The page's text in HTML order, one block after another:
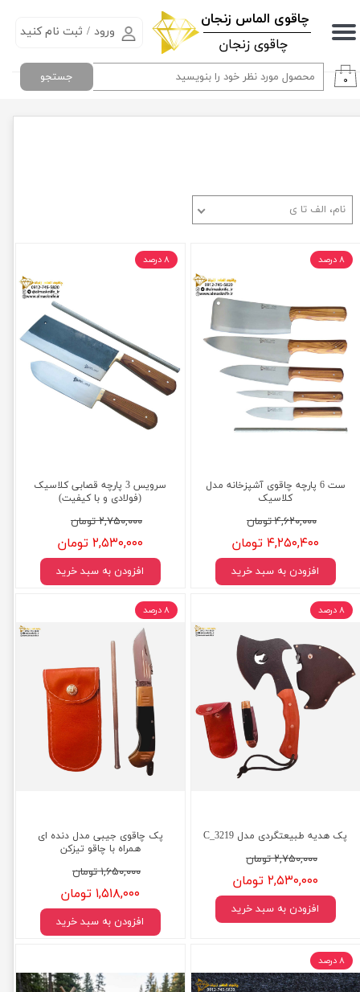
​چاقوی الماس زنجان
چاقوی زنجان
ورود / ثبت نام کنید
حساب کاربری من
تغییر گذر واژه
۰ جستجو
نام، الف تا ی
ست 6 پارچه چاقوی آشپزخانه مدل
کلاسیک
۴,۶۲۰,۰۰۰ تومان
۴,۲۵۰,۴۰۰ تومان
افزودن به سبد خرید
۸ درصد
سرویس 3 پارچه قصابی کلاسیک
(فولادی و با کیفیت)
۲,۷۵۰,۰۰۰ تومان
۲,۵۳۰,۰۰۰ تومان
افزودن به سبد خرید
۸ درصد
پک هدیه طبیعتگردی مدل C_3219
۲,۷۵۰,۰۰۰ تومان
۲,۵۳۰,۰۰۰ تومان
افزودن به سبد خرید
۸ درصد
پک چاقوی جیبی مدل دنده ای
همراه با چاقو تیزکن
۱,۶۵۰,۰۰۰ تومان
۱,۵۱۸,۰۰۰ تومان
افزودن به سبد خرید
۸ درصد
۸ درصد